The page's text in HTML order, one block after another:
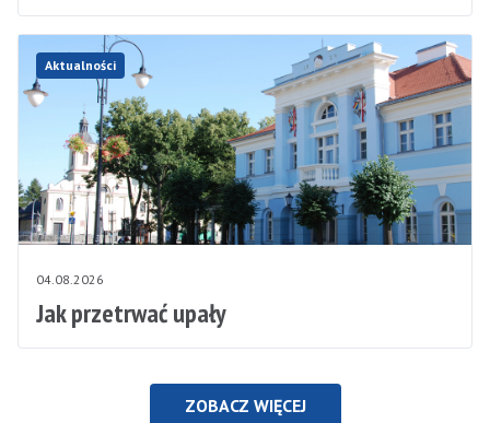
Aktualności
04.08.2026
Jak przetrwać upały
ZOBACZ WIĘCEJ